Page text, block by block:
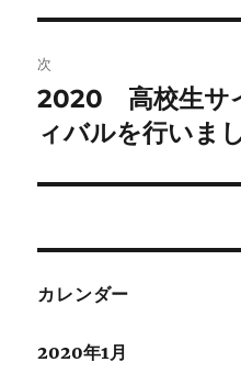
ビ
ゲ
ー
シ
ン
稿:
次
次
の
稿:
2020 高校生サ
ィバルを行いま
カレンダー
2020年1月